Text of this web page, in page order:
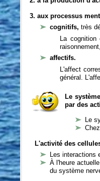
3. aux processus
cognitifs,très
La
affectifs.
L'affect
général.
Le
par des
Le
L'activité des
Les interactions
À l'heure
du système